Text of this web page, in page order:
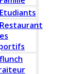
Etudiants
Restaurant
flunch